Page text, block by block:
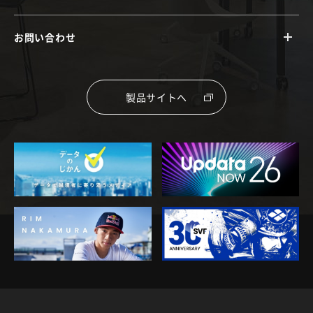
お問い合わせ
製品サイトへ